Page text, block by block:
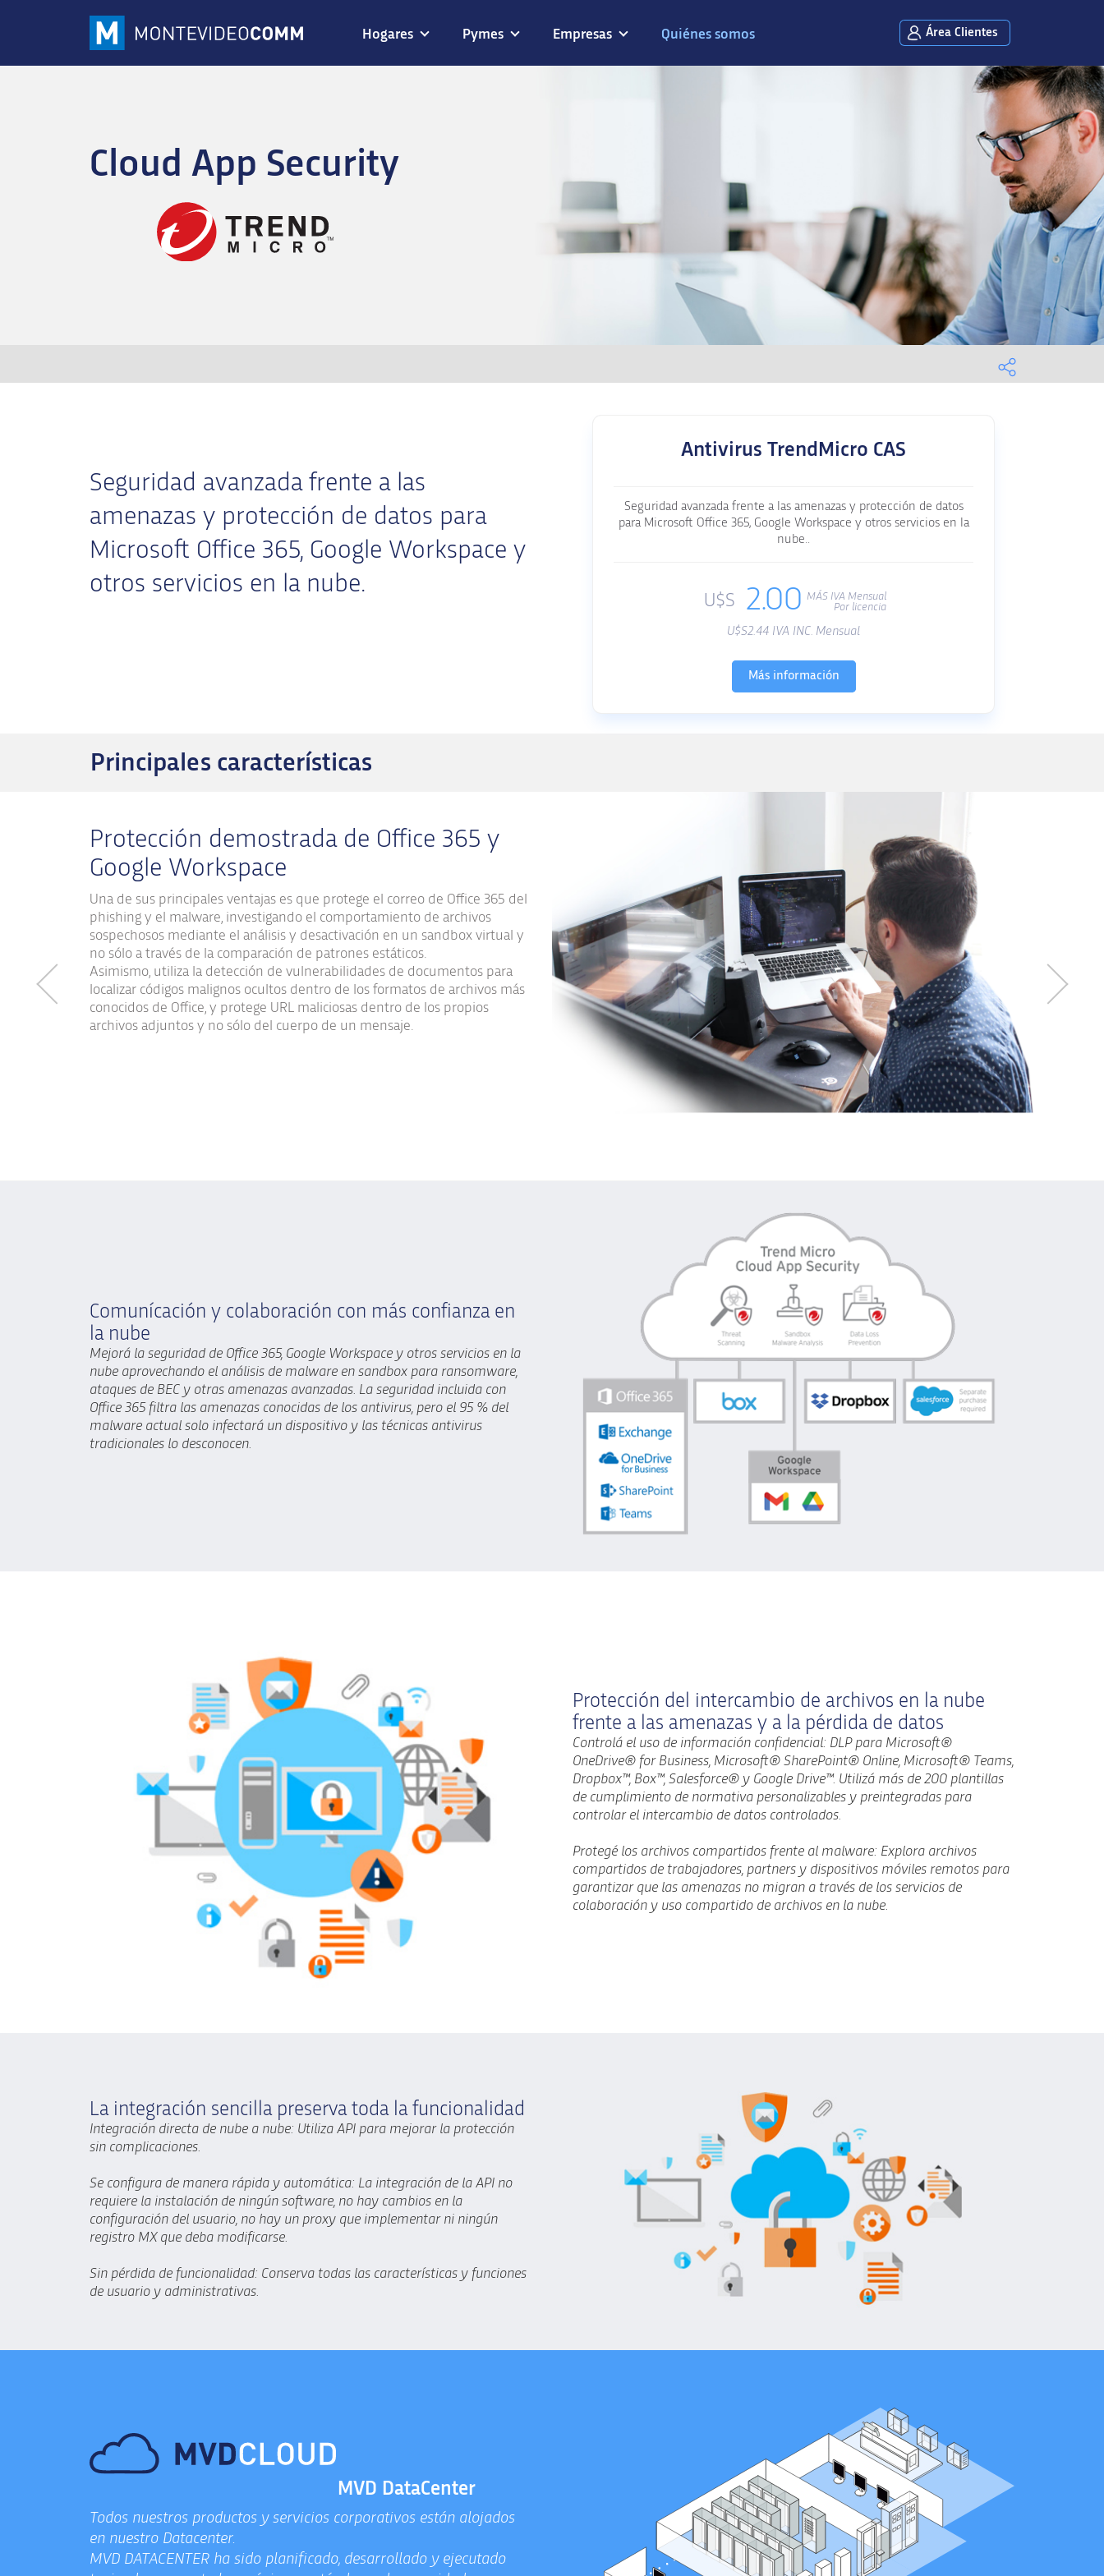
Hogares Pymes Empresas Quiénes somos Área Clientes
Cloud App Security
Seguridad avanzada frente a las
amenazas y protección de datos para
Microsoft Office 365, Google Workspace y
otros servicios en la nube.
Antivirus TrendMicro CAS
Seguridad avanzada frente a las amenazas y protección de datos
para Microsoft Office 365, Google Workspace y otros servicios en la
nube..
U$S 2.00 MÁS IVA Mensual
Por licencia
U$S2.44IVA INC. Mensual
Más información
Principales características
Protección demostrada de Office 365 y
Google Workspace
Una de sus principales ventajas es que protege el correo de Office 365 del
phishing y el malware, investigando el comportamiento de archivos
sospechosos mediante el análisis y desactivación en un sandbox virtual y
no sólo a través de la comparación de patrones estáticos.
Asimismo, utiliza la detección de vulnerabilidades de documentos para
localizar códigos malignos ocultos dentro de los formatos de archivos más
conocidos de Office, y protege URL maliciosas dentro de los propios
archivos adjuntos y no sólo del cuerpo de un mensaje.
Comunícación y colaboración con más confianza en
la nube
Mejorá la seguridad de Office 365, Google Workspace y otros servicios en la
nube aprovechando el análisis de malware en sandbox para ransomware,
ataques de BEC y otras amenazas avanzadas. La seguridad incluida con
Office 365 filtra las amenazas conocidas de los antivirus, pero el 95 % del
malware actual solo infectará un dispositivo y las técnicas antivirus
tradicionales lo desconocen.
Protección del intercambio de archivos en la nube
frente a las amenazas y a la pérdida de datos
Controlá el uso de información confidencial: DLP para Microsoft®
OneDrive® for Business, Microsoft® SharePoint® Online, Microsoft® Teams,
Dropbox™, Box™, Salesforce® y Google Drive™. Utilizá más de 200 plantillas
de cumplimiento de normativa personalizables y preintegradas para
controlar el intercambio de datos controlados.
Protegé los archivos compartidos frente al malware: Explora archivos
compartidos de trabajadores, partners y dispositivos móviles remotos para
garantizar que las amenazas no migran a través de los servicios de
colaboración y uso compartido de archivos en la nube.
La integración sencilla preserva toda la funcionalidad
Integración directa de nube a nube: Utiliza API para mejorar la protección
sin complicaciones.
Se configura de manera rápida y automática: La integración de la API no
requiere la instalación de ningún software, no hay cambios en la
configuración del usuario, no hay un proxy que implementar ni ningún
registro MX que deba modificarse.
Sin pérdida de funcionalidad: Conserva todas las características y funciones
de usuario y administrativas.
MVD DataCenter
Todos nuestros productos y servicios corporativos están alojados
en nuestro Datacenter.
MVD DATACENTER ha sido planificado, desarrollado y ejecutado